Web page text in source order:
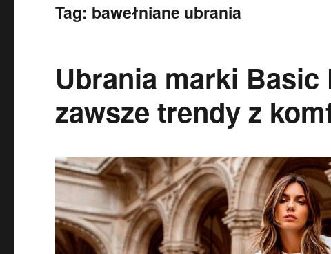
Tag: bawełniane ubrania
Ubrania marki Basic
zawsze trendy z